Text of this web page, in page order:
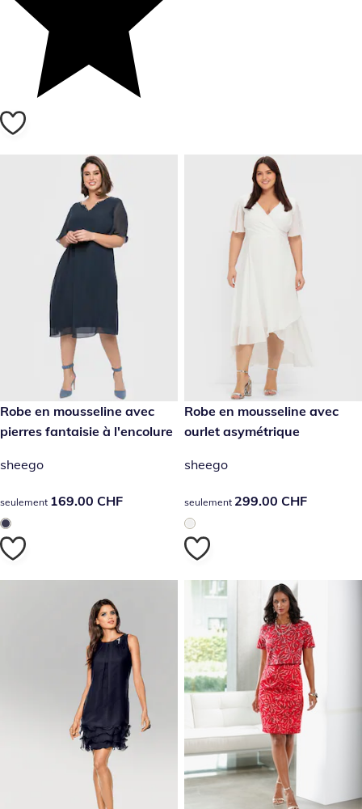
169.00 CHF
Robe en mousseline avec
pierres fantaisie à l'encolure
sheego
169.00 CHF
seulement 169.00 CHF
299.00 CHF
Robe en mousseline avec
ourlet asymétrique
sheego
299.00 CHF
seulement 299.00 CHF